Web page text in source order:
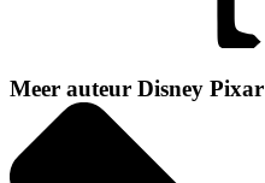
Meer auteur Disney Pixar